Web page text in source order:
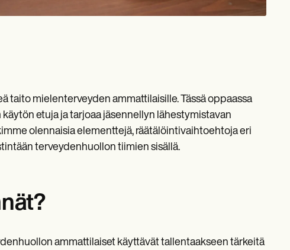
mielenterveyden ammattilaisille. Tässä oppaassa
etuja ja tarjoaa jäsennellyn lähestymistavan
olennaisia elementtejä, räätälöintivaihtoehtoja eri
terveydenhuollon tiimien sisällä.
ammattilaiset käyttävät tallentaakseen tärkeitä